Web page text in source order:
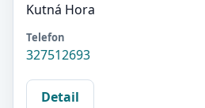
Kutná Hora
Telefon
327512693
Detail